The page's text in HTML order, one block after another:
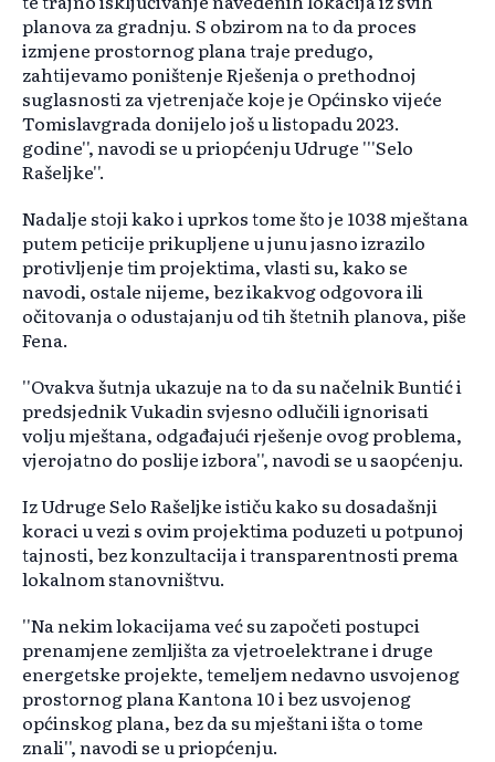
planova za gradnju. S obzirom na to da proces
izmjene prostornog plana traje predugo,
zahtijevamo poništenje Rješenja o prethodnoj
suglasnosti za vjetrenjače koje je Općinsko vijeće
Tomislavgrada donijelo još u listopadu 2023.
godine'', navodi se u priopćenju Udruge '''Selo
Rašeljke''.
Nadalje stoji kako i uprkos tome što je 1038 mještana
putem peticije prikupljene u junu jasno izrazilo
protivljenje tim projektima, vlasti su, kako se
navodi, ostale nijeme, bez ikakvog odgovora ili
očitovanja o odustajanju od tih štetnih planova, piše
Fena.
''Ovakva šutnja ukazuje na to da su načelnik Buntić i
predsjednik Vukadin svjesno odlučili ignorisati
volju mještana, odgađajući rješenje ovog problema,
vjerojatno do poslije izbora'', navodi se u saopćenju.
Iz Udruge Selo Rašeljke ističu kako su dosadašnji
koraci u vezi s ovim projektima poduzeti u potpunoj
tajnosti, bez konzultacija i transparentnosti prema
lokalnom stanovništvu.
''Na nekim lokacijama već su započeti postupci
prenamjene zemljišta za vjetroelektrane i druge
energetske projekte, temeljem nedavno usvojenog
prostornog plana Kantona 10 i bez usvojenog
općinskog plana, bez da su mještani išta o tome
znali'', navodi se u priopćenju.